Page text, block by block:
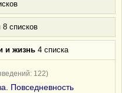
8 списков
и жизнь 4 списка
122)
Повседневность